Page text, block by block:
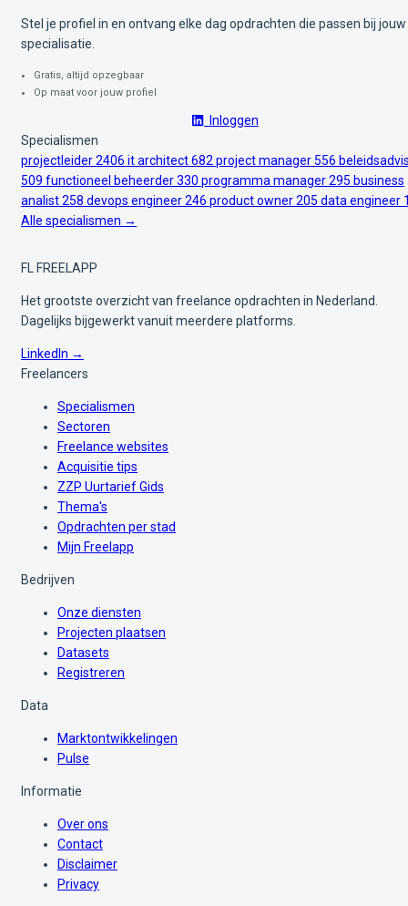
Stel je profiel in en ontvang elke dag opdrachten die passen bij jouw
specialisatie.
Gratis, altijd opzegbaar
Op maat voor jouw profiel
Inloggen
Specialismen
projectleider2406 it architect682project manager556
509 functioneel beheerder330 programma manager295 business
analist258 devops engineer246 product owner205 data engineer
Alle specialismen →
FL FREELAPP
Het grootste overzicht van freelance opdrachten in Nederland.
Dagelijks bijgewerkt vanuit meerdere platforms.
LinkedIn →
Freelancers
Specialismen
Sectoren
Freelance websites
Acquisitie tips
ZZP Uurtarief Gids
Thema's
Opdrachten per stad
Mijn Freelapp
Bedrijven
Onze diensten
Projecten plaatsen
Datasets
Registreren
Data
Marktontwikkelingen
Pulse
Informatie
Over ons
Contact
Disclaimer
Privacy